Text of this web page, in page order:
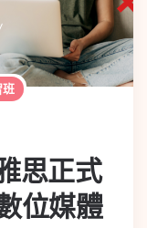
班
思正式
位媒體